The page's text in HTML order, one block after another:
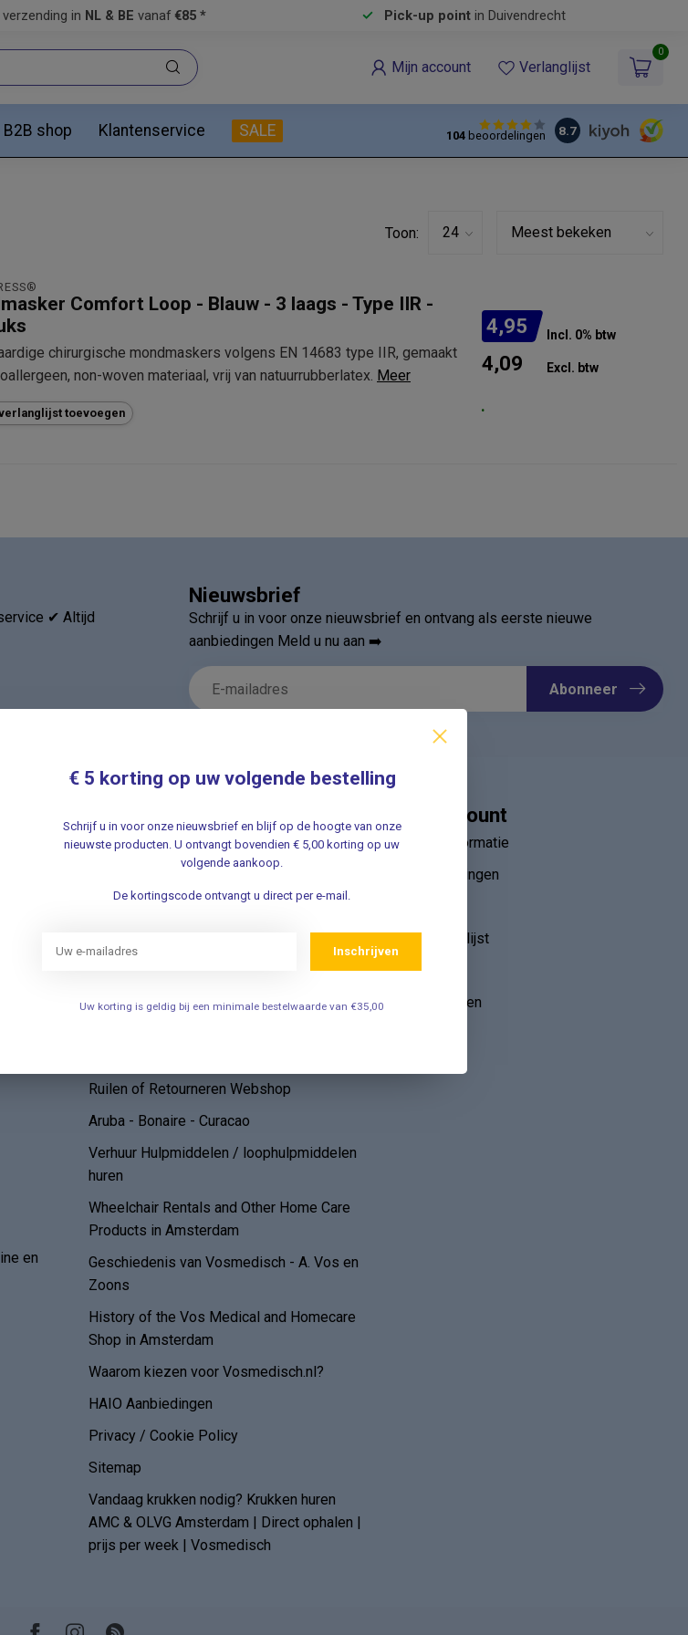
verzending in NL & BE vanaf €85 * Pick-up pointin Duivendrecht
Mijn account Verlanglijst
0
B2B shop Klantenservice SALE 104beoordelingen 8.7
Toon:
Comfort Loop - Blauw - 3 laags - Type IIR -
chirurgische mondmaskers volgens EN 14683 type IIR, gemaakt
non-woven materiaal, vrij van natuurrubberlatex. Meer
toevoegen
4,95 Incl. 0% btw
4,09 Excl. btw
.
✔ Altijd
Nieuwsbrief
Schrijf u in voor onze nieuwsbrief en ontvang als eerste nieuwe
aanbiedingen Meld u nu aan ➡️
Abonneer
en
Verhuizing
Persoonlijke uitleg over het gebruik van
FAQ/ Veelgestelde Vragen
Ruilen of Retourneren Webshop
Aruba - Bonaire - Curacao
Verhuur Hulpmiddelen / loophulpmiddelen
huren
Wheelchair Rentals and Other Home Care
Products in Amsterdam
Geschiedenis van Vosmedisch - A. Vos en
Zoons
History of the Vos Medical and Homecare
Shop in Amsterdam
Waarom kiezen voor Vosmedisch.nl?
HAIO Aanbiedingen
Privacy / Cookie Policy
Sitemap
Vandaag krukken nodig? Krukken huren
AMC & OLVG Amsterdam | Direct ophalen |
prijs per week | Vosmedisch
Mijn account
Account informatie
Mijn bestellingen
Mijn verlanglijst
Vergelijk
Alle producten
€ 5 korting op uw volgende bestelling
Schrijf u in voor onze nieuwsbrief en blijf op de hoogte van onze
nieuwste producten. U ontvangt bovendien € 5,00 korting op uw
volgende aankoop.
De kortingscode ontvangt u direct per e-mail.
Inschrijven
Uw korting is geldig bij een minimale bestelwaarde van €35,00